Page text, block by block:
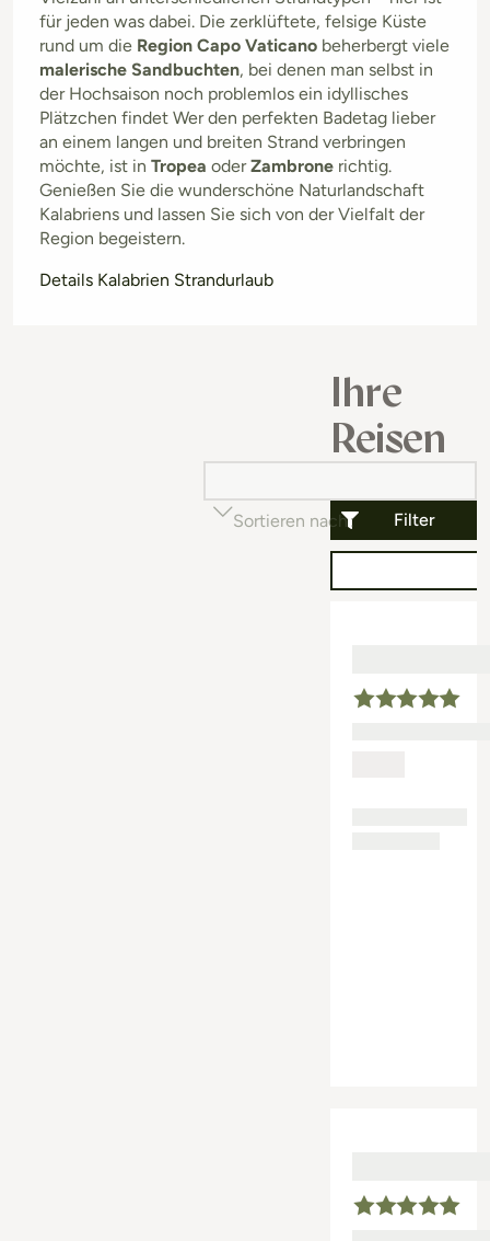
für jeden was dabei. Die zerklüftete, felsige Küste
rund um die Region Capo Vaticano beherbergt viele
malerische Sandbuchten, bei denen man selbst in
der Hochsaison noch problemlos ein idyllisches
Plätzchen findet Wer den perfekten Badetag lieber
an einem langen und breiten Strand verbringen
möchte, ist in Tropea oderZambrone richtig.
Genießen Sie die wunderschöne Naturlandschaft
Kalabriens und lassen Sie sich von der Vielfalt der
Region begeistern.
Details Kalabrien Strandurlaub
Ihre
Reisen
Filter
Sortieren nach Beliebtheit